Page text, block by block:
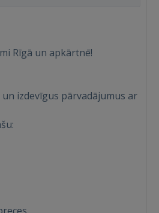
Rīgā un apkārtnē!
izdevīgus pārvadājumus ar